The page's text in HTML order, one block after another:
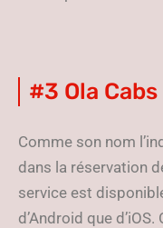
#3 Ola Cabs
Comme son nom
dans la réservation
service est
d’Android que